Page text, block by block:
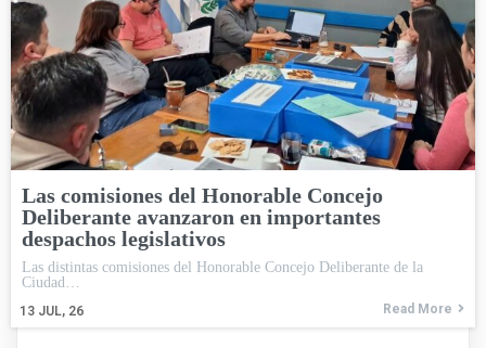
Las comisiones del Honorable Concejo
Deliberante avanzaron en importantes
despachos legislativos
13 JUL, 26
Las distintas comisiones del Honorable Concejo Deliberante de la
Ciudad…
Read More